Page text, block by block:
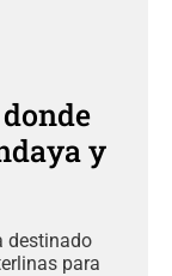
y
destinado
para